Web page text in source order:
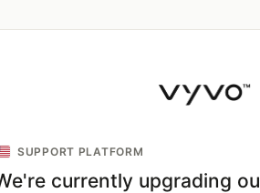
SUPPORT PLATFORM
currently upgrading